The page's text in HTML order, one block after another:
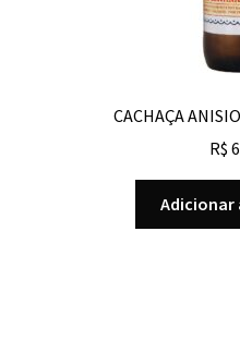
CACHAÇA
R$
Adicionar